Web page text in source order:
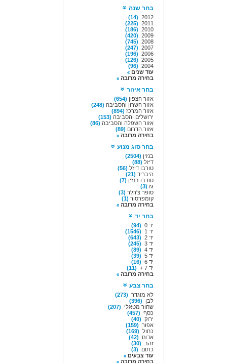
בחר שנה
2012
(14)
2011
(225)
2010
(186)
2009
(420)
2008
(745)
2007
(247)
2006
(196)
2005
(126)
2004
(96)
עוד שנים
בחירה מרובה
בחר איזור
אזור הצפון (654)
אזור השרון והסביבה (248)
אזור המרכז (894)
ירושלים והסביבה (153)
אזור השפלה והסביבה (86)
אזור הדרום (89)
בחירה מרובה
בחר סוג מנוע
בנזין (2504)
דיזל (88)
טורבו דיזל (56)
היבריד (21)
טורבו בנזין (7)
גז (3)
סופר צ'רג'ר (3)
קומפרסור (1)
בחירה מרובה
בחר יד
יד 0
(94)
יד 1
(1546)
יד 2
(643)
יד 3
(245)
יד 4
(89)
יד 5
(39)
יד 6
(16)
יד 7 +
(11)
בחירה מרובה
בחר צבע
לא מוגדר (273)
לבן (396)
שחור מטאלי (207)
כסף (457)
ירוק (40)
אפור (159)
כחול (169)
אדום (42)
זהב (30)
כתום (3)
עוד צבעים
בחירה מרובה